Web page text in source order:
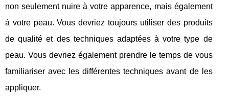
non seulement nuire à votre apparence, mais également
à votre peau. Vous devriez toujours utiliser des produits
de qualité et des techniques adaptées à votre type de
peau. Vous devriez également prendre le temps de vous
familiariser avec les différentes techniques avant de les
appliquer.